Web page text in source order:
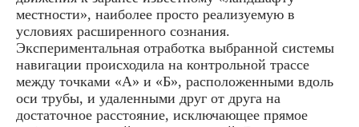
местности», наиболее просто реализуемую в
условиях расширенного сознания.
Экспериментальная отработка выбранной системы
навигации происходила на контрольной трассе
между точками «А» и «Б», расположенными вдоль
оси трубы, и удаленными друг от друга на
достаточное расстояние, исключающее прямое